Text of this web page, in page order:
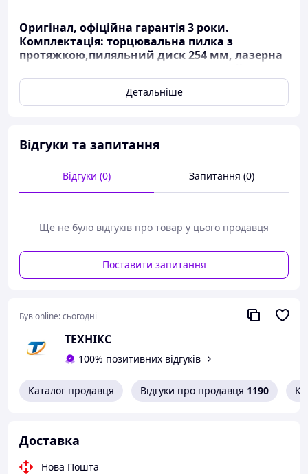
Оригінал, офіційна гарантія 3 роки.
Комплектація: торцювальна пилка з
протяжкою,пиляльний диск 254 мм, лазерна
2-а розширеннями, швидкозатискна
струбцина, обмежувач глибини різу,
поздовжній упор, механізм нахилу пили,
гарантійний талон, інструкція.
Детальніше
Відгуки та запитання
Відгуки (0) Запитання (0)
Ще не було відгуків про товар у цього продавця
Поставити запитання
Був online:сьогодні
ТЕХНІКС
100% позитивних відгуків
Каталог продавця Відгуки про продавця 1190
Доставка
Нова Пошта